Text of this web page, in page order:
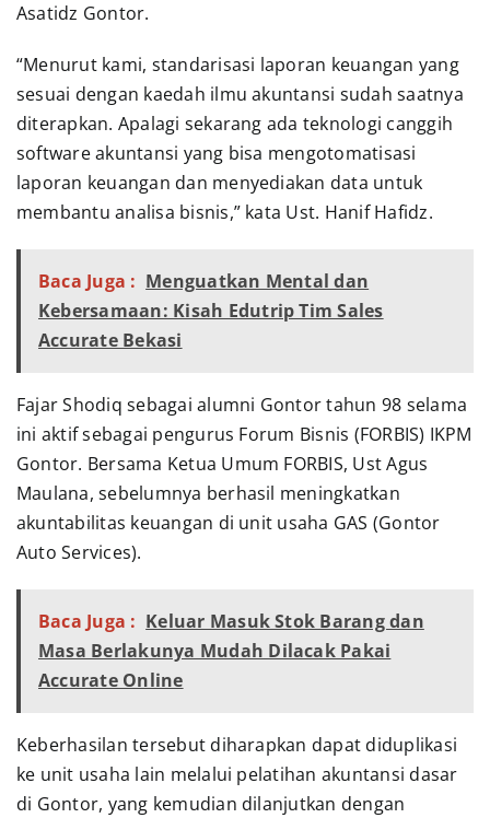
Asatidz Gontor.
“Menurut kami, standarisasi laporan keuangan yang
sesuai dengan kaedah ilmu akuntansi sudah saatnya
diterapkan. Apalagi sekarang ada teknologi canggih
software akuntansi yang bisa mengotomatisasi
laporan keuangan dan menyediakan data untuk
membantu analisa bisnis,” kata Ust. Hanif Hafidz.
Baca Juga : Menguatkan Mental dan
Kebersamaan: Kisah Edutrip Tim Sales
Accurate Bekasi
Fajar Shodiq sebagai alumni Gontor tahun 98 selama
ini aktif sebagai pengurus Forum Bisnis (FORBIS) IKPM
Gontor. Bersama Ketua Umum FORBIS, Ust Agus
Maulana, sebelumnya berhasil meningkatkan
akuntabilitas keuangan di unit usaha GAS (Gontor
Auto Services).
Baca Juga : Keluar Masuk Stok Barang dan
Masa Berlakunya Mudah Dilacak Pakai
Accurate Online
Keberhasilan tersebut diharapkan dapat diduplikasi
ke unit usaha lain melalui pelatihan akuntansi dasar
di Gontor, yang kemudian dilanjutkan dengan